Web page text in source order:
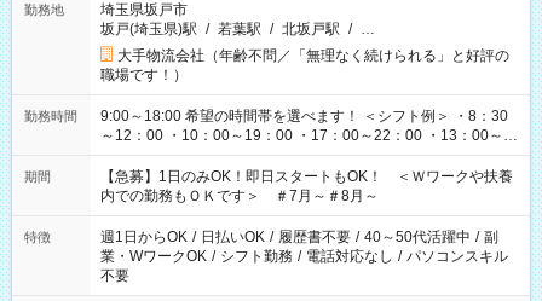
勤務地
埼玉県坂戸市
坂戸(埼玉県)駅 / 若葉駅 / 北坂戸駅 / …
大手物流会社（年齢不問／「無理なく続けられる」と好評の
職場です！）
勤務時間
9:00～18:00 希望の時間帯を選べます！ ＜シフト例＞ ・8：30
～12：00 ・10：00～19：00 ・17：00～22：00 ・13：00～
22：00 ・22：00～翌6：00 など
期間
【急募】1日のみOK！即日スタートもOK！ ＜Ｗワークや扶養
内での勤務もＯＫです＞ ＃7月～＃8月～
特徴 週1日からOK / 日払いOK / 履歴書不要 / 40～50代活躍中 / 副
業・WワークOK / シフト勤務 / 電話対応なし / パソコンスキル
不要